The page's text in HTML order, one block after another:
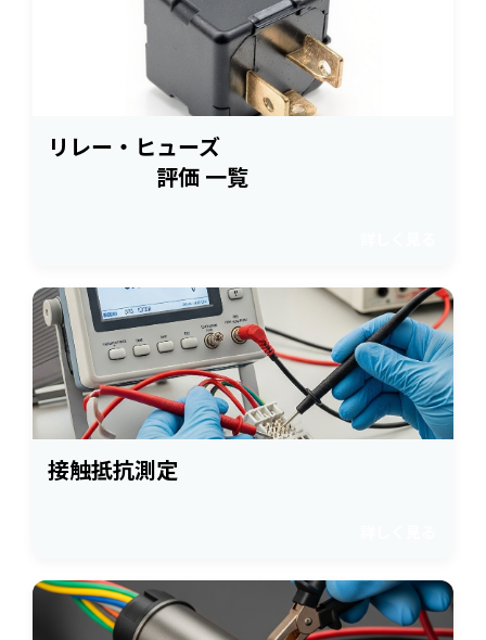
リレー・ヒューズ
評価 一覧
接触抵抗測定